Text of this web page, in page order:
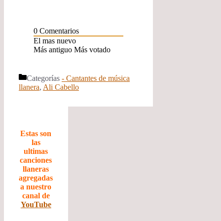
0 Comentarios
El mas nuevo
Más antiguo Más votado
Categorías - Cantantes de música
llanera, Ali Cabello
Estas son
las
ultimas
canciones
llaneras
agregadas
a nuestro
canal de
YouTube